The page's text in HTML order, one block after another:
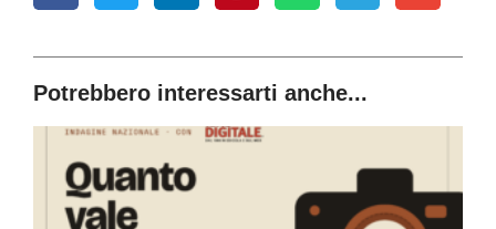
Potrebbero interessarti anche...